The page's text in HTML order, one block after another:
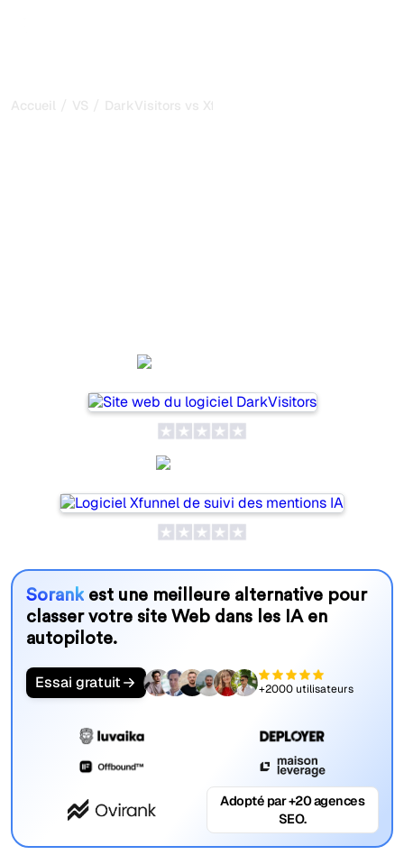
Accueil / VS / DarkVisitors vs Xfunnel
Sorankest une meilleure alternative pour
classer votre site Web dans les IA en
autopilote.
Essai gratuit +2000 utilisateurs
Adopté par +20 agences
SEO.